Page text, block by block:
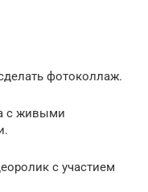
фотоколлаж.
с живыми
с участием